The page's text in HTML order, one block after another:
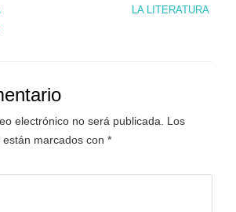
LA LITERATURA
electrónico no será publicada.
Los
marcados con *